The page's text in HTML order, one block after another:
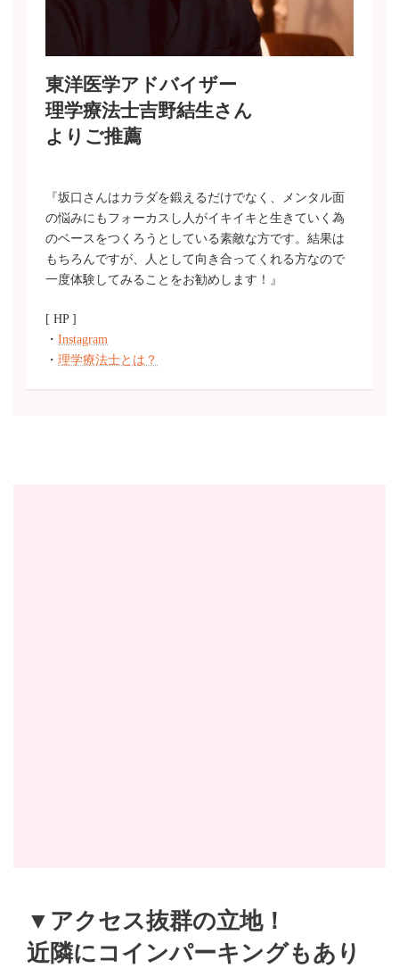
東洋医学アドバイザー
理学療法士吉野結生さん
よりご推薦
『坂口さんはカラダを鍛えるだけでなく、メンタル面
の悩みにもフォーカスし人がイキイキと生きていく為
のベースをつくろうとしている素敵な方です。結果は
もちろんですが、人として向き合ってくれる方なので
一度体験してみることをお勧めします！』
[ HP ]
・ Instagram
・ 理学療法士とは？
▼アクセス抜群の立地！
近隣にコインパーキングもあり